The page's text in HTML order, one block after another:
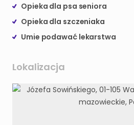
Opieka dla psa seniora
Opieka dla szczeniaka
Umie podawać lekarstwa
Lokalizacja